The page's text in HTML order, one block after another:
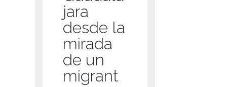
jara
desde la
mirada
de un
migrant